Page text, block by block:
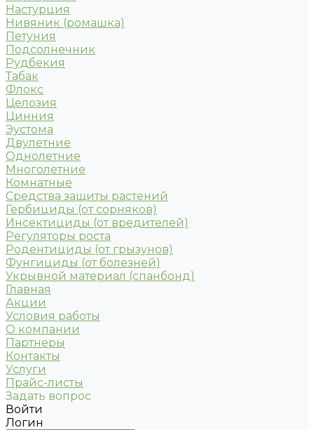
Настурция
Нивяник (ромашка)
Петуния
Подсолнечник
Рудбекия
Табак
Флокс
Целозия
Цинния
Эустома
Двулетние
Однолетние
Многолетние
Комнатные
Средства защиты растений
Гербициды (от сорняков)
Инсектициды (от вредителей)
Регуляторы роста
Родентициды (от грызунов)
Фунгициды (от болезней)
Укрывной материал (спанбонд)
Главная
Акции
Условия работы
О компании
Партнеры
Контакты
Услуги
Прайс-листы
Задать вопрос
Войти
Логин